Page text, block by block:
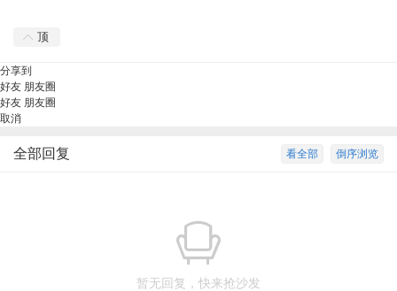
顶
分享到
好友 朋友圈
好友 朋友圈
取消
倒序浏览
看全部
全部回复
暂无回复，快来抢沙发